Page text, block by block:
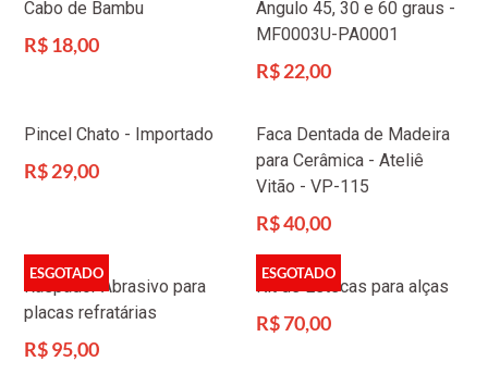
Cabo de Bambu
Preço
R$ 18,00
Ângulo 45, 30 e 60 graus -
MF0003U-PA0001
Preço
R$ 22,00
Pincel Chato - Importado
Preço
R$ 29,00
Faca Dentada de Madeira
para Cerâmica - Ateliê
Vitão - VP-115
Preço
R$ 40,00
ESGOTADO
Raspador Abrasivo para
placas refratárias
Preço
R$ 95,00
ESGOTADO
Kit de Estecas para alças
Preço
R$ 70,00